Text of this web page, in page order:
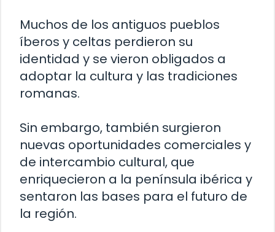
Muchos de los antiguos pueblos
íberos y celtas perdieron su
identidad y se vieron obligados a
adoptar la cultura y las tradiciones
romanas.
Sin embargo, también surgieron
nuevas oportunidades comerciales y
de intercambio cultural, que
enriquecieron a la península ibérica y
sentaron las bases para el futuro de
la región.